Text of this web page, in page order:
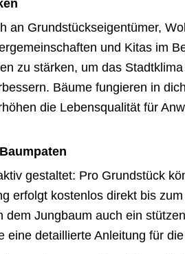
an Grundstückseigentümer,
und Kitas im
zu stärken, um das
Bäume fungieren in
die Lebensqualität für
gestaltet: Pro Grundstück
erfolgt kostenlos direkt bis
dem Jungbaum auch ein
eine detaillierte Anleitung für